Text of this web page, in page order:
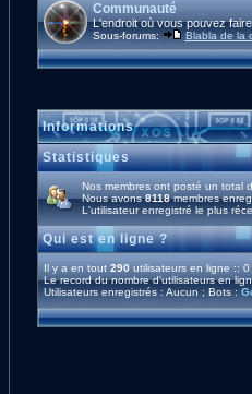
Communauté
L'endroit où vous pouvez
Sous-forums: Blabla de la
Informations
Statistiques
Nos membres ont posté un total
Nous avons8118membres
L'utilisateur enregistré le plus
Qui est en ligne ?
Il y a en tout 290utilisateurs en ligne ::
Le record du nombre d'utilisateurs en
Utilisateurs enregistrés : Aucun ; Bots :